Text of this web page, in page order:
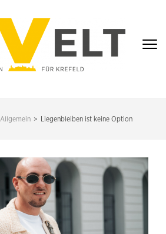
KREFELD
Allgemein > Liegenbleiben ist keine Option